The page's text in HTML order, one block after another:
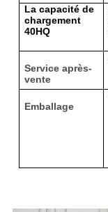
La capacité de
chargement
40HQ
Service après-
vente
Emballage